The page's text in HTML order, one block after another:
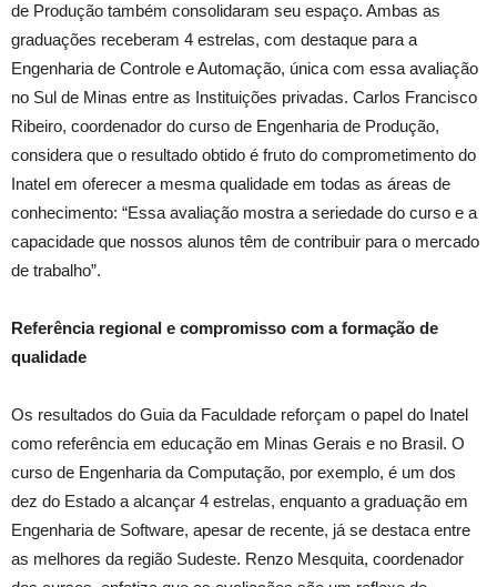
de Produção também consolidaram seu espaço. Ambas as
graduações receberam 4 estrelas, com destaque para a
Engenharia de Controle e Automação, única com essa avaliação
no Sul de Minas entre as Instituições privadas. Carlos Francisco
Ribeiro, coordenador do curso de Engenharia de Produção,
considera que o resultado obtido é fruto do comprometimento do
Inatel em oferecer a mesma qualidade em todas as áreas de
conhecimento: “Essa avaliação mostra a seriedade do curso e a
capacidade que nossos alunos têm de contribuir para o mercado
de trabalho”.
Referência regional e compromisso com a formação de
qualidade
Os resultados do Guia da Faculdade reforçam o papel do Inatel
como referência em educação em Minas Gerais e no Brasil. O
curso de Engenharia da Computação, por exemplo, é um dos
dez do Estado a alcançar 4 estrelas, enquanto a graduação em
Engenharia de Software, apesar de recente, já se destaca entre
as melhores da região Sudeste. Renzo Mesquita, coordenador